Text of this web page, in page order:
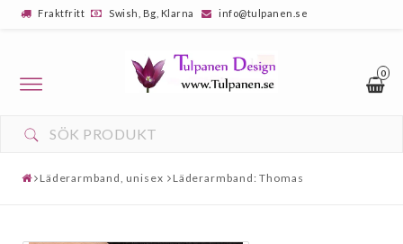
Fraktfritt Swish, Bg, Klarna info@tulpanen.se
0
Toggle
navigation
Läderarmband, unisex Läderarmband: Thomas